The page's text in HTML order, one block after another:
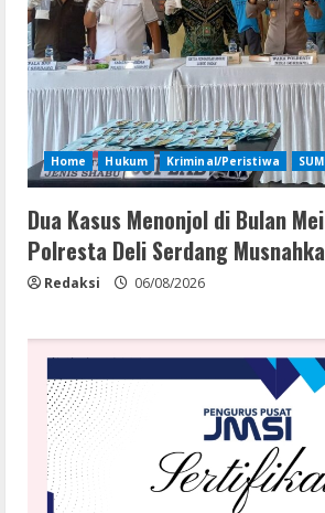
Home Hukum Kriminal/Peristiwa
Dua Kasus Menonjol di Bulan
Polresta Deli Serdang
Redaksi 06/08/2026